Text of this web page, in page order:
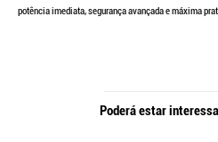
potência imediata, segurança avançada e máxima
Poderá estar